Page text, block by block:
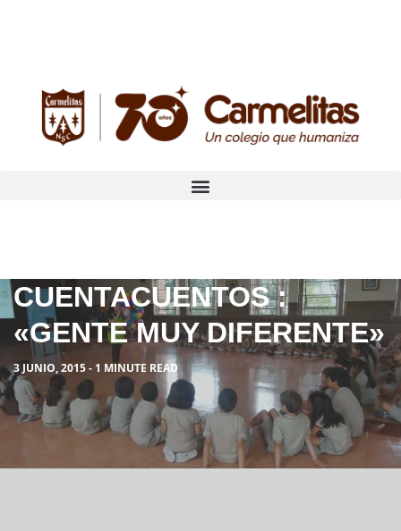
CUENTACUENTOS :
«GENTE MUY DIFERENTE»
3 JUNIO, 2015 - 1 MINUTE READ